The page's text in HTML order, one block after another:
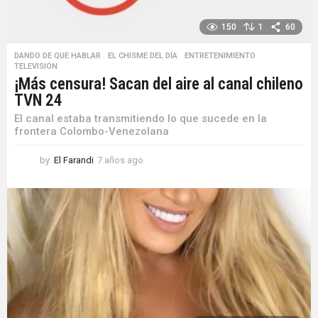
150 1 60
DANDO DE QUE HABLAR ,EL CHISME DEL DÍA ,ENTRETENIMIENTO
TELEVISIÓN
¡Más censura! Sacan del aire al canal chileno
TVN 24
El canal estaba transmitiendo lo que sucede en la
frontera Colombo-Venezolana
by El Farandi 7 años ago
ñ
o
s
g
o